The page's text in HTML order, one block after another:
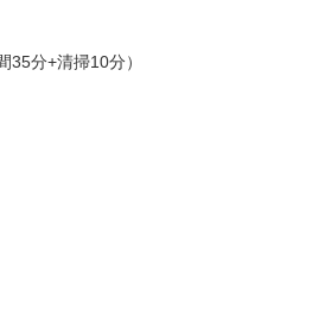
35分+清掃10分）